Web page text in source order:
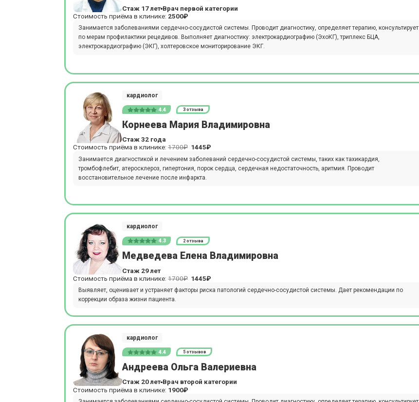
Стаж 17 лет Врач первой категории
Стоимость приёма в клинике: 2500₽
Занимается заболеваниями сердечно-сосудистой системы. Проводит диагностику, определяет терапию, консультирует
по мерам профилактики рецедивов. Выполняет диагностику: электрокардиографию (ЭхоКГ), триплекс БЦА,
электрокардиографию (ЭКГ), холтеровское мониторирование ЭКГ.
кардиолог
4.4 3 отзыва
Корнеева Мария Владимировна
Стаж 32 года
Стоимость приёма в клинике: 1700₽ 1445₽
Занимается диагностикой и лечением заболеваний сердечно-сосудистой системы, таких как тахикардия,
тромбофлебит, атеросклероз, гипертония, порок сердца, сердечная недостаточность, аритмия. Проводит
восстановительное лечение после инфаркта.
кардиолог
4.3 2 отзыва
Медведева Елена Владимировна
Стаж 29 лет
Стоимость приёма в клинике: 1700₽ 1445₽
Выявляет, оценивает и устраняет факторы риска патологий сердечно-сосудистой системы. Дает рекомендации по
коррекции образа жизни пациента.
кардиолог
4.4 5 отзывов
Андреева Ольга Валериевна
Стаж 20 лет Врач второй категории
Стоимость приёма в клинике: 1900₽